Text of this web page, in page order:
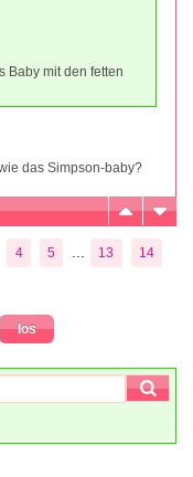
Baby mit den fetten
das Simpson-baby?
4 5 13 14